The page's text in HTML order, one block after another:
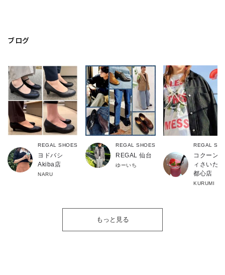
ブログ
REGAL SHOES
ヨドバシ
Akiba店
NARU
REGAL SHOES
REGAL 仙台
ゆーいち
REGAL
コクーン
ィさいた
都心店
KURUMI
もっと見る